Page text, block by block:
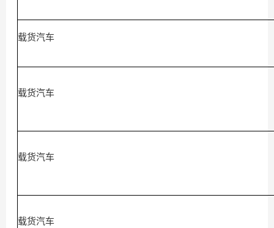
载货汽车
载货汽车
载货汽车
载货汽车